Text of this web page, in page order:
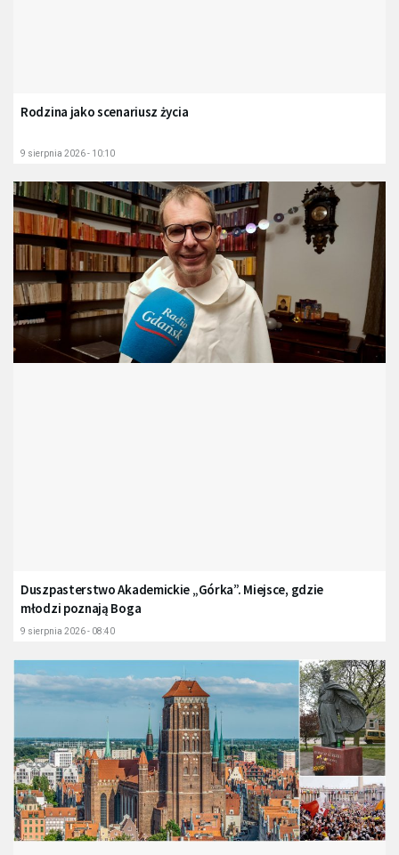
Rodzina jako scenariusz życia
9 sierpnia 2026 - 10:10
Duszpasterstwo Akademickie „Górka”. Miejsce, gdzie
młodzi poznają Boga
9 sierpnia 2026 - 08:40